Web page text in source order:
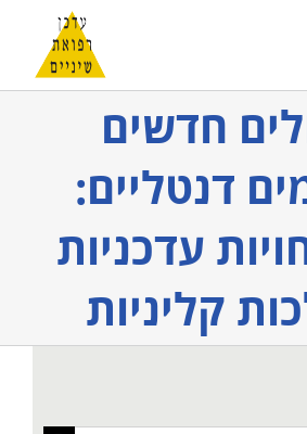
חדשים
דנטליים:
עדכניות
קליניות